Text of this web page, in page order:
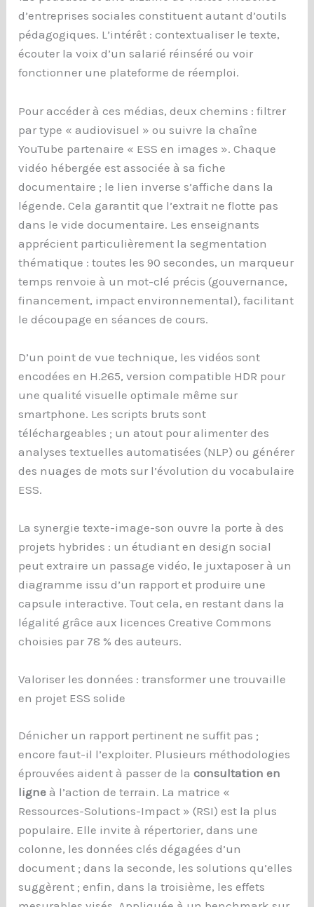
d’entreprises sociales constituent autant d’outils
pédagogiques. L’intérêt : contextualiser le texte,
écouter la voix d’un salarié réinséré ou voir
fonctionner une plateforme de réemploi.
Pour accéder à ces médias, deux chemins : filtrer
par type « audiovisuel » ou suivre la chaîne
YouTube partenaire « ESS en images ». Chaque
vidéo hébergée est associée à sa fiche
documentaire ; le lien inverse s’affiche dans la
légende. Cela garantit que l’extrait ne flotte pas
dans le vide documentaire. Les enseignants
apprécient particulièrement la segmentation
thématique : toutes les 90 secondes, un marqueur
temps renvoie à un mot-clé précis (gouvernance,
financement, impact environnemental), facilitant
le découpage en séances de cours.
D’un point de vue technique, les vidéos sont
encodées en H.265, version compatible HDR pour
une qualité visuelle optimale même sur
smartphone. Les scripts bruts sont
téléchargeables ; un atout pour alimenter des
analyses textuelles automatisées (NLP) ou générer
des nuages de mots sur l’évolution du vocabulaire
ESS.
La synergie texte-image-son ouvre la porte à des
projets hybrides : un étudiant en design social
peut extraire un passage vidéo, le juxtaposer à un
diagramme issu d’un rapport et produire une
capsule interactive. Tout cela, en restant dans la
légalité grâce aux licences Creative Commons
choisies par 78 % des auteurs.
Valoriser les données : transformer une trouvaille
en projet ESS solide
Dénicher un rapport pertinent ne suffit pas ;
encore faut-il l’exploiter. Plusieurs méthodologies
éprouvées aident à passer de laconsultation en
ligne à l’action de terrain. La matrice «
Ressources-Solutions-Impact » (RSI) est la plus
populaire. Elle invite à répertorier, dans une
colonne, les données clés dégagées d’un
document ; dans la seconde, les solutions qu’elles
suggèrent ; enfin, dans la troisième, les effets